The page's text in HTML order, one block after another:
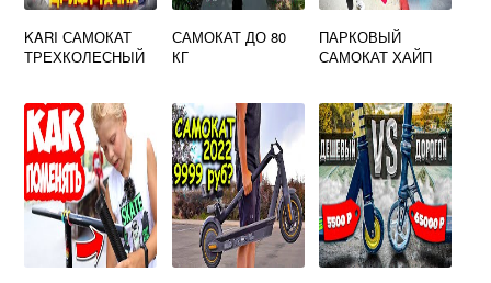
KARI САМОКАТ
ТРЕХКОЛЕСНЫЙ
САМОКАТ ДО 80
КГ
ПАРКОВЫЙ
САМОКАТ ХАЙП